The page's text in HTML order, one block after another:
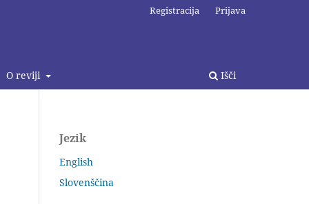
O reviji Išči
Registracija Prijava
Jezik
English
Slovenščina